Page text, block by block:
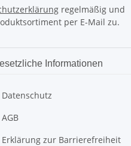
regelmäßig und
per E-Mail zu.
Informationen
Datenschutz
AGB
Erklärung zur Barrierefreiheit